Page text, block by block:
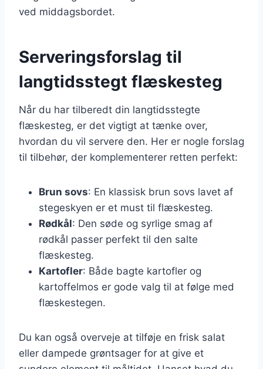
ved middagsbordet.
Serveringsforslag til
langtidsstegt flæskesteg
Når du har tilberedt din langtidsstegte
flæskesteg, er det vigtigt at tænke over,
hvordan du vil servere den. Her er nogle forslag
til tilbehør, der komplementerer retten perfekt:
Brun sovs: En klassisk brun sovs lavet af
stegeskyen er et must til flæskesteg.
Rødkål: Den søde og syrlige smag af
rødkål passer perfekt til den salte
flæskesteg.
Kartofler: Både bagte kartofler og
kartoffelmos er gode valg til at følge med
flæskestegen.
Du kan også overveje at tilføje en frisk salat
eller dampede grøntsager for at give et